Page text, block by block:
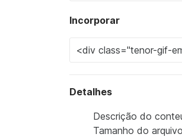
Incorporar
Detalhes
Descrição do
Tamanho do